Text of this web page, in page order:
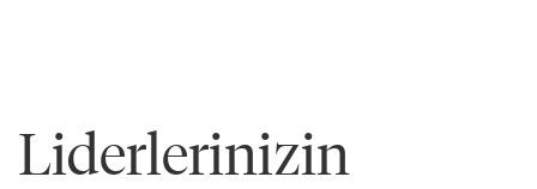
Liderlerinizin